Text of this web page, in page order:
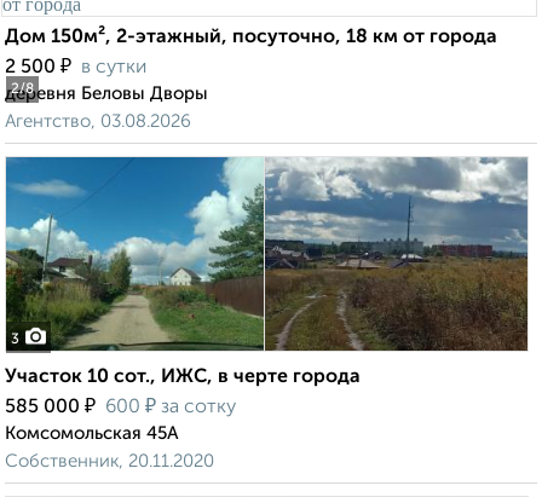
2/8
Дом 150м², 2-этажный, посуточно, 18 км от города
2 500 ₽ в сутки
деревня Беловы Дворы
Агентство, 03.08.2026
3
Участок 10 сот., ИЖС, в черте города
585 000 ₽ 600 ₽ за сотку
Комсомольская 45А
Собственник, 20.11.2020